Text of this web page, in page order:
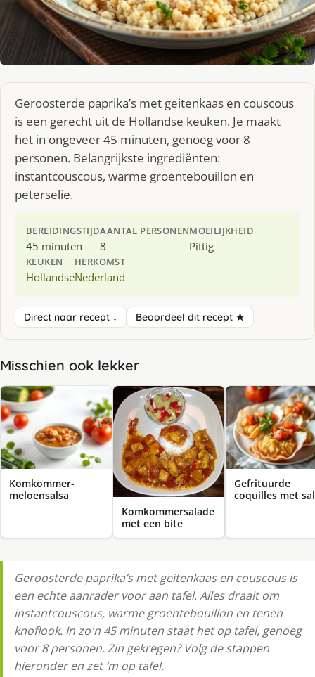
Geroosterde paprika’s met geitenkaas en couscous
is een gerecht uit de Hollandse keuken. Je maakt
het in ongeveer 45 minuten, genoeg voor 8
personen. Belangrijkste ingrediënten:
instantcouscous, warme groentebouillon en
peterselie.
BEREIDINGSTIJD
45 minuten
AANTAL PERSONEN
8
MOEILIJKHEID
Pittig
KEUKEN
Hollandse
HERKOMST
Nederland
Direct naar recept ↓ Beoordeel dit recept ★
Misschien ook lekker
Komkommer-
meloensalsa
Komkommersalade
met een bite
Gefrituurde
coquilles met
Geroosterde paprika’s met geitenkaas en couscous is
een echte aanrader voor aan tafel. Alles draait om
instantcouscous, warme groentebouillon en tenen
knoflook. In zo'n 45 minuten staat het op tafel, genoeg
voor 8 personen. Zin gekregen? Volg de stappen
hieronder en zet ‘m op tafel.